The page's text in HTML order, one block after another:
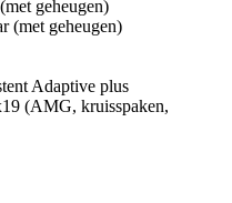
geheugen)
(met geheugen)
Adaptive plus
(AMG, kruisspaken,